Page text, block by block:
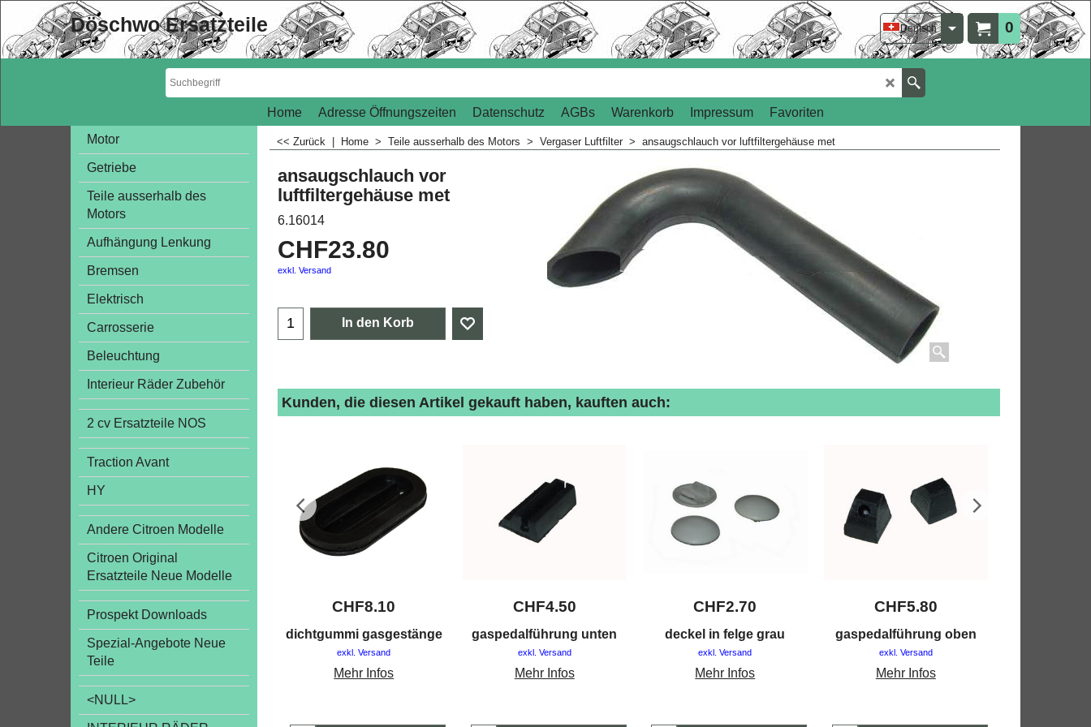
0
Deutsch
Döschwo Ersatzteile
Home Adresse Öffnungszeiten Datenschutz AGBs Warenkorb Impressum
Favoriten
Motor
Getriebe
Teile ausserhalb des
Motors
Aufhängung Lenkung
Bremsen
Elektrisch
Carrosserie
Beleuchtung
Interieur Räder Zubehör
2 cv Ersatzteile NOS
Traction Avant
HY
Andere Citroen Modelle
Citroen Original
Ersatzteile Neue Modelle
Prospekt Downloads
Spezial-Angebote Neue
Teile
<NULL>
<< Zurück Home > Teile ausserhalb des Motors > Vergaser Luftfilter > ansaugschlauch vor luftfiltergehäuse met
ansaugschlauch vor
luftfiltergehäuse met
6.16014
CHF23.80
exkl. Versand
In den Korb
Kunden, die diesen Artikel gekauft haben, kauften auch:
CHF8.10
dichtgummi gasgestänge
exkl. Versand
Mehr Infos
CHF4.50
gaspedalführung unten
exkl. Versand
Mehr Infos
CHF2.70
deckel in felge grau
exkl. Versand
Mehr Infos
CHF5.80
gaspedalführung oben
exkl. Versand
Mehr Infos